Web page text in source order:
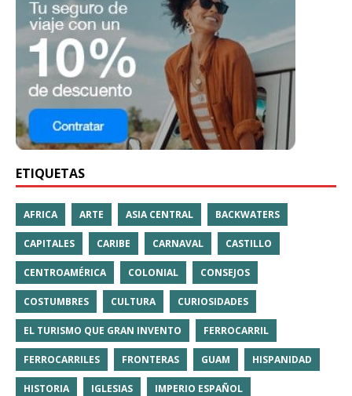
ETIQUETAS
AFRICA ARTE ASIA CENTRAL BACKWATERS
CAPITALES CARIBE CARNAVAL CASTILLO
CENTROAMÉRICA COLONIAL CONSEJOS
COSTUMBRES CULTURA CURIOSIDADES
EL TURISMO QUE GRAN INVENTO FERROCARRIL
FERROCARRILES FRONTERAS GUAM HISPANIDAD
HISTORIA IGLESIAS IMPERIO ESPAÑOL